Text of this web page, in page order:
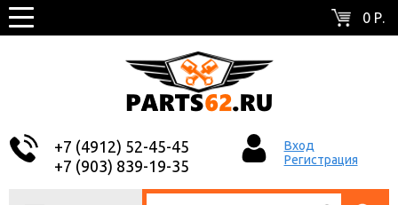
0 Р.
+7 (4912) 52-45-45
+7 (903) 839-19-35
Вход
Регистрация